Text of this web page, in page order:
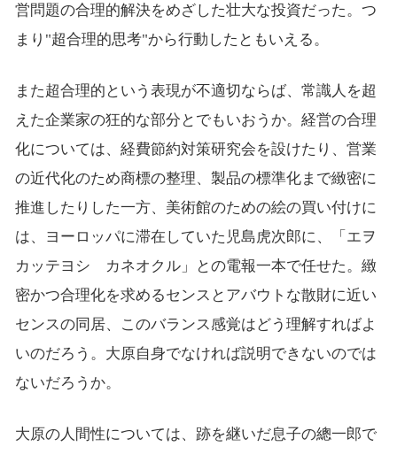
営問題の合理的解決をめざした壮大な投資だった。つ
まり"超合理的思考"から行動したともいえる。
また超合理的という表現が不適切ならば、常識人を超
えた企業家の狂的な部分とでもいおうか。経営の合理
化については、経費節約対策研究会を設けたり、営業
の近代化のため商標の整理、製品の標準化まで緻密に
推進したりした一方、美術館のための絵の買い付けに
は、ヨーロッパに滞在していた児島虎次郎に、「エヲ
カッテヨシ カネオクル」との電報一本で任せた。緻
密かつ合理化を求めるセンスとアバウトな散財に近い
センスの同居、このバランス感覚はどう理解すればよ
いのだろう。大原自身でなければ説明できないのでは
ないだろうか。
大原の人間性については、跡を継いだ息子の總一郎で